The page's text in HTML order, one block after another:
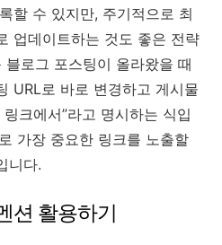
할 수 있지만, 주기적으로 최
업데이트하는 것도 좋은 전략
로그 포스팅이 올라왔을 때
URL로 바로 변경하고 게시물
크에서”라고 명시하는 식입
가장 중요한 링크를 노출할
니다.
션 활용하기